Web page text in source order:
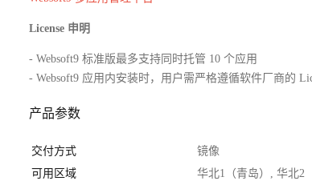
License 申明
- Websoft9 标准版最多支持同时托管 10 个应用
- Websoft9 应用内安装时，用户需严格遵循软件厂商的
产品参数
交付方式
镜像
可用区域
华北1（青岛）, 华北2